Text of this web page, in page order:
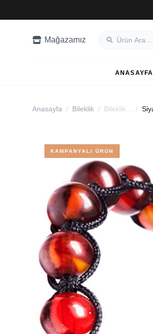
Mağazamız
ANASAYFA
Anasayfa / Bileklik / Bileklik... /
KAMPANYALI ÜRÜN